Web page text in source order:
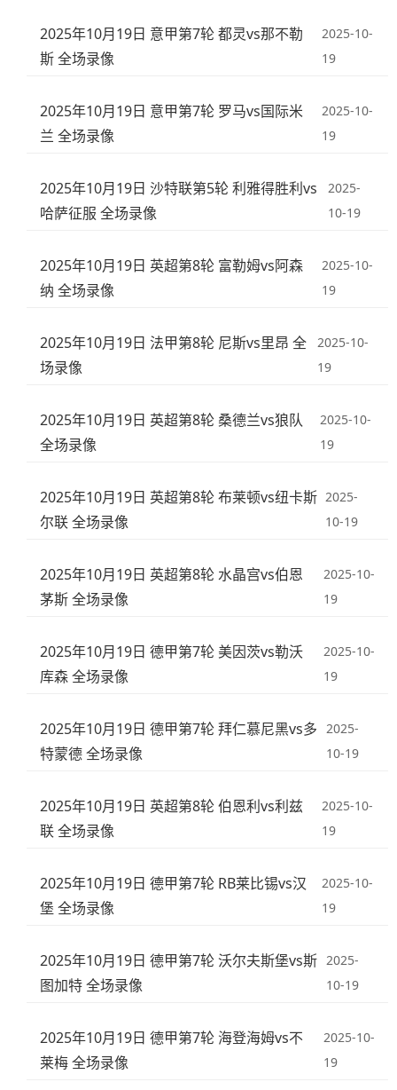
2025年10月19日 意甲第7轮 都灵vs那不勒
斯 全场录像
2025-10-
19
2025年10月19日 意甲第7轮 罗马vs国际米
兰 全场录像
2025-10-
19
2025年10月19日 沙特联第5轮 利雅得胜利vs
哈萨征服 全场录像
2025-
10-19
2025年10月19日 英超第8轮 富勒姆vs阿森
纳 全场录像
2025-10-
19
2025年10月19日 法甲第8轮 尼斯vs里昂 全
场录像
2025-10-
19
2025年10月19日 英超第8轮 桑德兰vs狼队
全场录像
2025-10-
19
2025年10月19日 英超第8轮 布莱顿vs纽卡斯
尔联 全场录像
2025-
10-19
2025年10月19日 英超第8轮 水晶宫vs伯恩
茅斯 全场录像
2025-10-
19
2025年10月19日 德甲第7轮 美因茨vs勒沃
库森 全场录像
2025-10-
19
2025年10月19日 德甲第7轮 拜仁慕尼黑vs多
特蒙德 全场录像
2025-
10-19
2025年10月19日 英超第8轮 伯恩利vs利兹
联 全场录像
2025-10-
19
2025年10月19日 德甲第7轮 RB莱比锡vs汉
堡 全场录像
2025-10-
19
2025年10月19日 德甲第7轮 沃尔夫斯堡vs斯
图加特 全场录像
2025-
10-19
2025年10月19日 德甲第7轮 海登海姆vs不
莱梅 全场录像
2025-10-
19